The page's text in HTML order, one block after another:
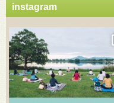
instagram